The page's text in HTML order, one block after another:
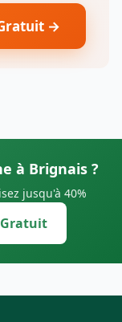
→
à Brignais ?
jusqu'à 40%
Gratuit